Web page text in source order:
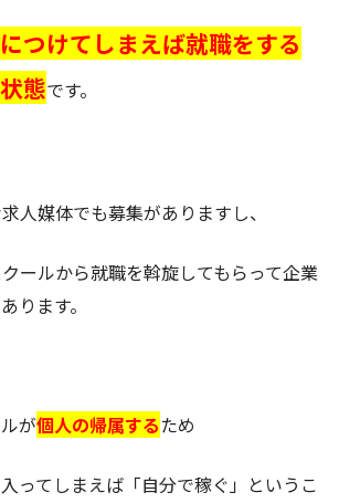
つけてしまえば就職をする
態です。
人媒体でも募集がありますし、
ールから就職を斡旋してもらって企業
ります。
が個人の帰属するため
ってしまえば「自分で稼ぐ」というこ